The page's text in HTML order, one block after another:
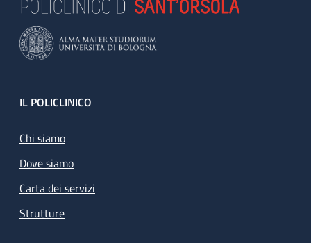
Footer
IL POLICLINICO
Chi siamo
Dove siamo
Carta dei servizi
Strutture